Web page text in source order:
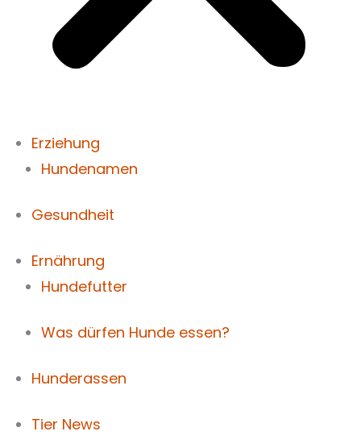
Erziehung
Hundenamen
Gesundheit
Ernährung
Hundefutter
Was dürfen Hunde essen?
Hunderassen
Tier News